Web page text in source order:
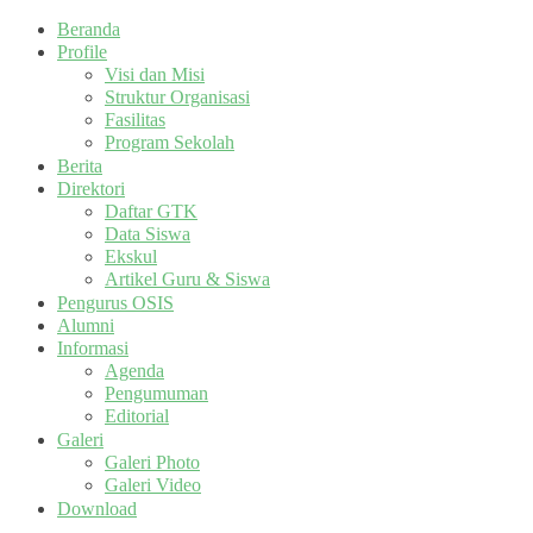
Beranda
Profile
Visi dan Misi
Struktur Organisasi
Fasilitas
Program Sekolah
Berita
Direktori
Daftar GTK
Data Siswa
Ekskul
Artikel Guru & Siswa
Pengurus OSIS
Alumni
Informasi
Agenda
Pengumuman
Editorial
Galeri
Galeri Photo
Galeri Video
Download